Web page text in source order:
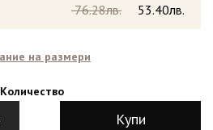
53.40лв.
76.28лв.
на размери
Количество
Купи